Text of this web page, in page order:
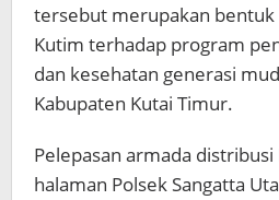
tersebut merupakan bentuk
Kutim terhadap program
dan kesehatan generasi
Kabupaten Kutai Timur.
Pelepasan armada
halaman Polsek Sangatta